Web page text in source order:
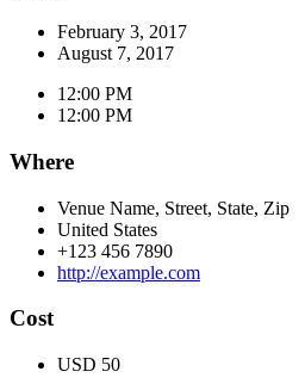
February 3, 2017
August 7, 2017
12:00 PM
12:00 PM
Where
Venue Name, Street, State, Zip
United States
+123 456 7890
http://example.com
Cost
USD 50